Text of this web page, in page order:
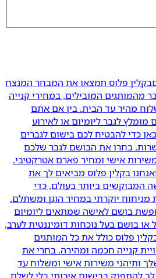
בקלין פלוס תמצאו את המבחר המנצח
מהמותגים המובילים, במחירי קנייה
מהיר עד הבית. בין אם אתם
לגבר ליומיום או לאירוע
כדי להבטיח לכם בישום לגברים
בחרו את הבושם לגבר שלכם
אישי ומחיר פארם אטרקטיבי.
בקלין פלוס מביאים לך את
המבוקשים ביותר בעולם, כדי
מניחוח יוקרתי במחיר הוגן ומשתלם.
בושם לאישה שמתאים ליומיום
בושם בעל נוכחות דומיננטית לערב,
פלוס כולל את כל המותגים
קנייה חכמה ומהירה. בחרי את
ותיהני משירות אישי ומשלוח עד